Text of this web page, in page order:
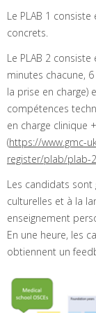
Le PLAB 1
concrets.
Le PLAB 2
minutes chacune,
la prise en charge)
compétences
en charge clinique
(https://www.gmc-
register/plab/plab-
Les candidats
culturelles et à la
enseignement
En une heure, les
obtiennent un